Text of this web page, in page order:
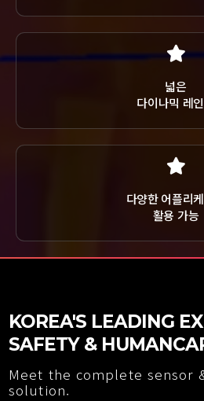
넓은
다이나믹 레
다양한 어플리
활용 가능
KOREA'S LEADING
SAFETY &
Meet the complete sensor
solution.